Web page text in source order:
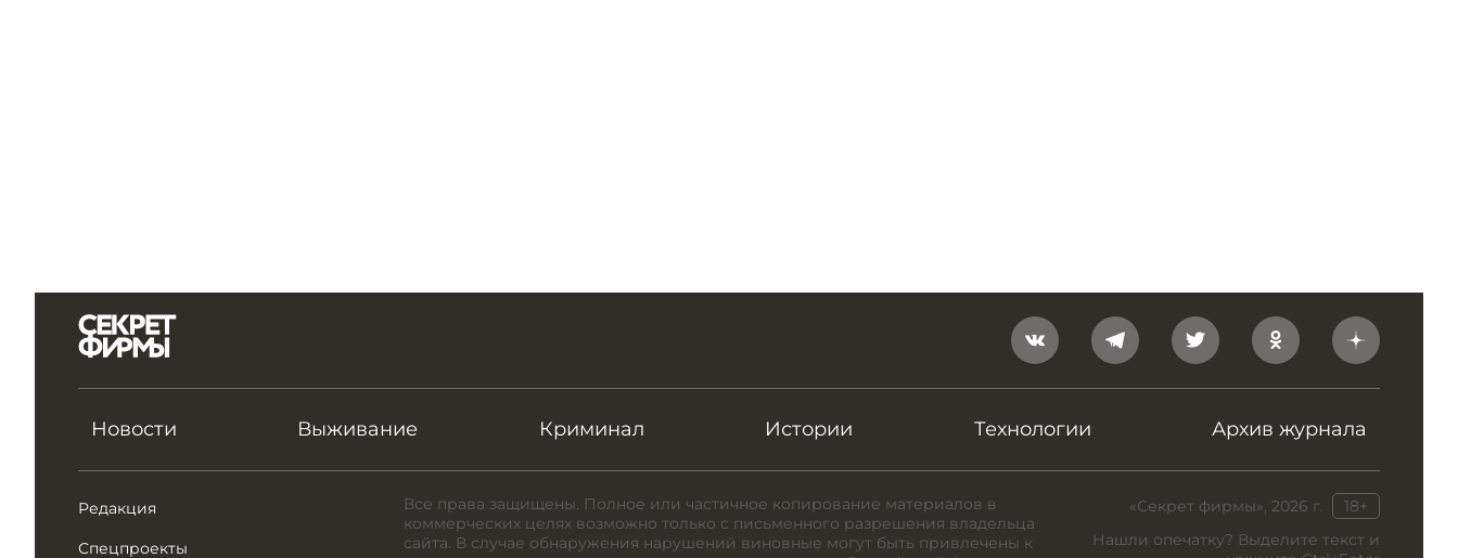
Новости Выживание Криминал Истории Технологии Архив журнала
Редакция
Спецпроекты
«Секрет фирмы», 2026 г.
18+
Нашли опечатку? Выделите текст и
Все права защищены. Полное или частичное копирование материалов в
коммерческих целях возможно только с письменного разрешения владельца
сайта. В случае обнаружения нарушений виновные могут быть привлечены к